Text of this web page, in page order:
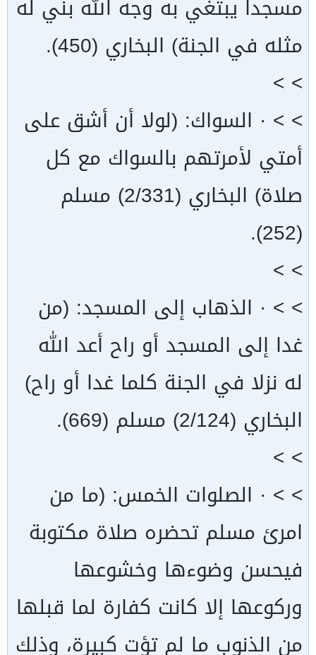
مسجداً يبتغي به وجه الله بني له
مثله في الجنة) البخاري (450).
> >
> > · السواك: (لولا أن أشق على
أمتي لأمرتهم بالسواك مع كل
صلاة) البخاري (2/331) مسلم
(252).
> >
> > · الذهاب إلى المسجد: (من
غدا إلى المسجد أو راح أعد الله
له نزلا في الجنة كلما غدا أو راح)
البخاري (2/124) مسلم (669).
> >
> > · الصلوات الخمس: (ما من
امرئ مسلم تحضره صلاة مكتوبة
فيحسن وضوءها وخشوعها
وركوعها إلا كانت كفارة لما قبلها
من الذنوب ما لم تؤت كبيرة، وذلك